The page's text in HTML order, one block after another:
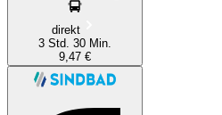
direkt
3 Std. 30 Min.
9,47 €